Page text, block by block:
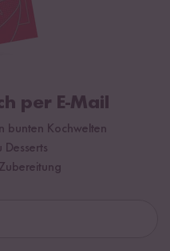
per E-Mail
bunten Kochwelten